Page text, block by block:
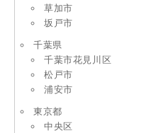
草加市
坂戸市
千葉県
千葉市花見川区
松戸市
浦安市
東京都
中央区